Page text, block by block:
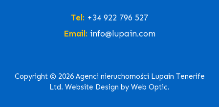
Tel: +34 922 796 527
Email: info@lupain.com
Copyright © 2026 Agenci nieruchomości Lupain Tenerife
Ltd. Website Design by Web Optic.